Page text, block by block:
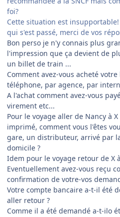
foi?
Cette situation est
qui s'est passé, merci de vos
Bon perso je n'y connais plus
l'impression que ça devient de
un billet de train ...
Comment avez-vous acheté
téléphone, par agence, par
A l'achat comment avez-vous
virement etc...
Pour le voyage aller de Nancy à
imprimé, comment vous l'êtes
gare, un distributeur, arrivé par
domicile ?
Idem pour le voyage retour de X
Eventuellement avez-vous reçu
confirmation de votre-vos
Votre compte bancaire a-t-il été
aller retour ?
Comme il a été demandé a-t-ilo